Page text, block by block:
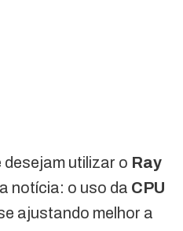
utilizar o Ray
notícia: o uso da CPU
ajustando melhor a